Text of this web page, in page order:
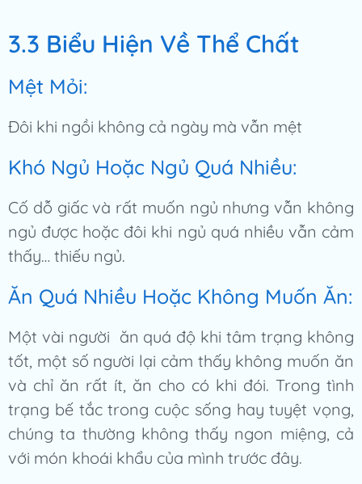
3.3 Biểu Hiện Về Thể Chất
Mệt Mỏi:
Đôi khi ngồi không cả ngày mà vẫn mệt
Khó Ngủ Hoặc Ngủ Quá Nhiều:
Cố dỗ giấc và rất muốn ngủ nhưng vẫn không
ngủ được hoặc đôi khi ngủ quá nhiều vẫn cảm
thấy… thiếu ngủ.
Ăn Quá Nhiều Hoặc Không Muốn Ăn:
Một vài người ăn quá độ khi tâm trạng không
tốt, một số người lại cảm thấy không muốn ăn
và chỉ ăn rất ít, ăn cho có khi đói. Trong tình
trạng bế tắc trong cuộc sống hay tuyệt vọng,
chúng ta thường không thấy ngon miệng, cả
với món khoái khẩu của mình trước đây.